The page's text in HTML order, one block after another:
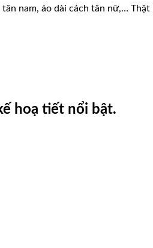
nam, áo dài cách tân nữ,…
hoạ tiết nổi bật.